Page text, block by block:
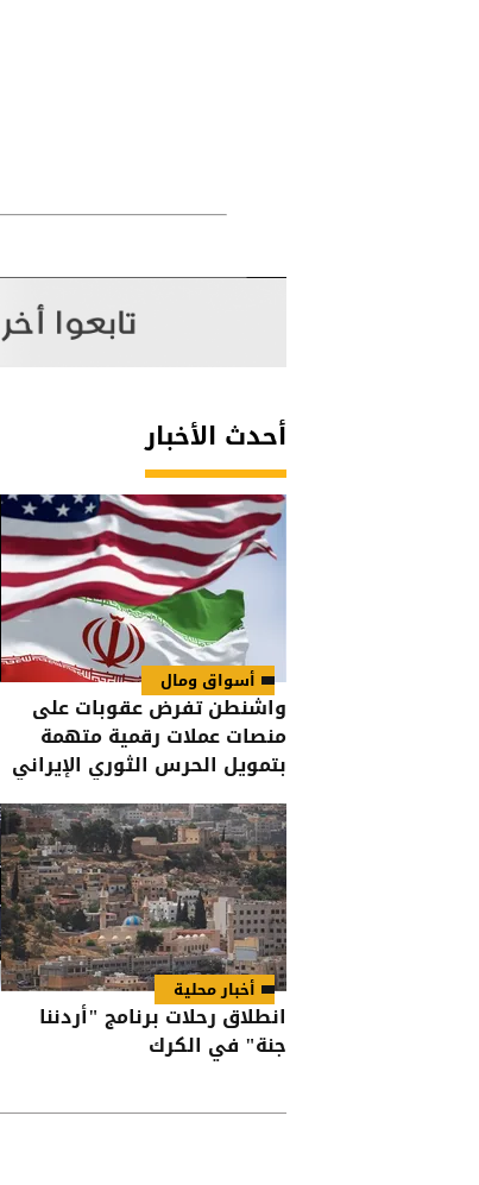
أحدث الأخبار
أسواق ومال
واشنطن تفرض عقوبات على
منصات عملات رقمية متهمة
بتمويل الحرس الثوري الإيراني
أخبار محلية
انطلاق رحلات برنامج "أردننا
جنة" في الكرك